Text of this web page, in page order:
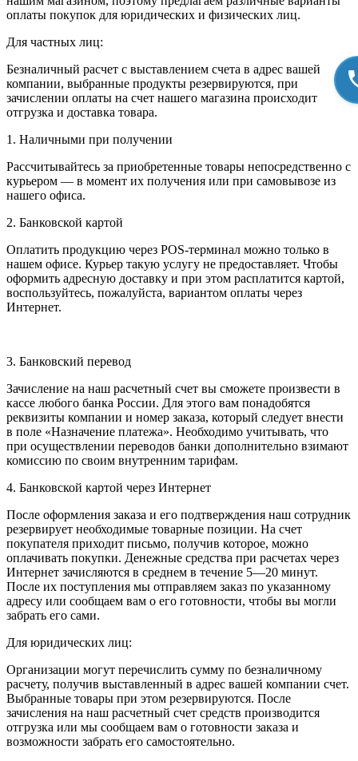
оплаты покупок для юридических и физических лиц.
Для частных лиц:
Безналичный расчет с выставлением счета в адрес вашей
компании, выбранные продукты резервируются, при
зачислении оплаты на счет нашего магазина происходит
отгрузка и доставка товара.
1. Наличными при получении
Рассчитывайтесь за приобретенные товары непосредственно с
курьером — в момент их получения или при самовывозе из
нашего офиса.
2. Банковской картой
Оплатить продукцию через POS-терминал можно только в
нашем офисе. Курьер такую услугу не предоставляет. Чтобы
оформить адресную доставку и при этом расплатится картой,
воспользуйтесь, пожалуйста, вариантом оплаты через
Интернет.
3. Банковский перевод
Зачисление на наш расчетный счет вы сможете произвести в
кассе любого банка России. Для этого вам понадобятся
реквизиты компании и номер заказа, который следует внести
в поле «Назначение платежа». Необходимо учитывать, что
при осуществлении переводов банки дополнительно взимают
комиссию по своим внутренним тарифам.
4. Банковской картой через Интернет
После оформления заказа и его подтверждения наш сотрудник
резервирует необходимые товарные позиции. На счет
покупателя приходит письмо, получив которое, можно
оплачивать покупки. Денежные средства при расчетах через
Интернет зачисляются в среднем в течение 5—20 минут.
После их поступления мы отправляем заказ по указанному
адресу или сообщаем вам о его готовности, чтобы вы могли
забрать его сами.
Для юридических лиц:
Организации могут перечислить сумму по безналичному
расчету, получив выставленный в адрес вашей компании счет.
Выбранные товары при этом резервируются. После
зачисления на наш расчетный счет средств производится
отгрузка или мы сообщаем вам о готовности заказа и
возможности забрать его самостоятельно.